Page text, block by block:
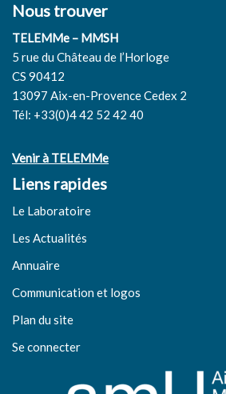
Nous trouver
TELEMMe – MMSH
5 rue du Château de l’Horloge
CS 90412
13097 Aix-en-Provence Cedex 2
Tél: +33(0)4 42 52 42 40
Venir à TELEMMe
Liens rapides
Le Laboratoire
Les Actualités
Annuaire
Communication et logos
Plan du site
Se connecter